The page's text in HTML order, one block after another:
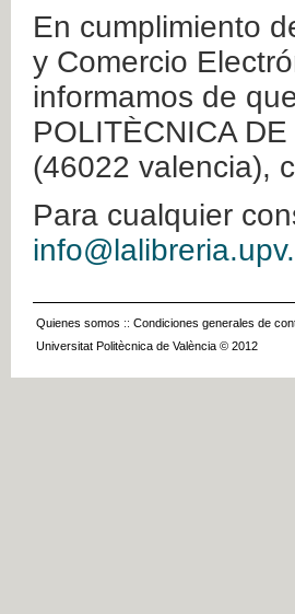
En cumplimiento
y Comercio
informamos de
POLITÈCNICA
(46022 valencia),
Para cualquier
Quienes somos :: Condiciones generales de
Universitat Politècnica de València © 2012